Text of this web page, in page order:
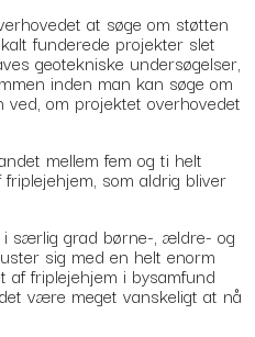
at søge om støtten
funderede projekter slet
geotekniske undersøgelser,
inden man kan søge om
om projektet overhovedet
mellem fem og ti helt
som aldrig bliver
i særlig grad børne-, ældre- og
sig med en helt enorm
af friplejehjem i bysamfund
være meget vanskeligt at nå